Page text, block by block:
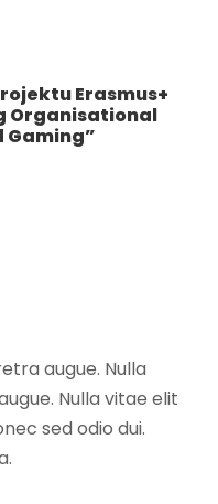
Erasmus+
Organisational
augue. Nulla
Nulla vitae elit
sed odio dui.